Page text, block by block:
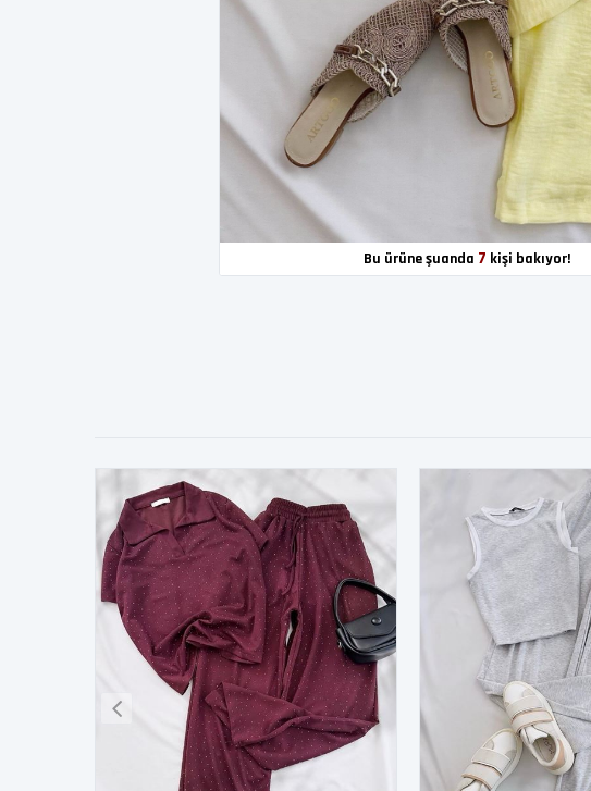
Bu ürüne şuanda 7 kişi bakıyor!